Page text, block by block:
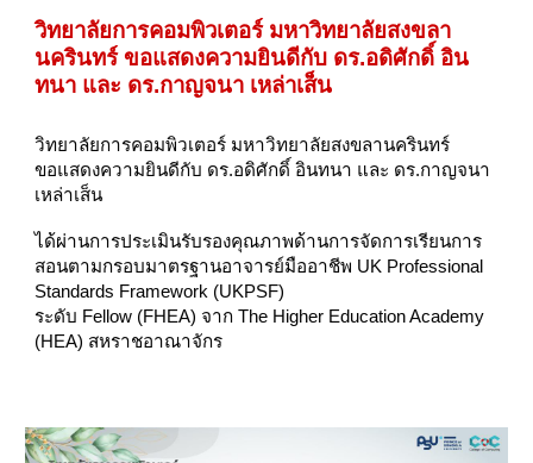
วิทยาลัยการคอมพิวเตอร์ มหาวิทยาลัยสงขลา
นครินทร์ ขอแสดงความยินดีกับ ดร.อดิศักดิ์ อิน
ทนา และ ดร.กาญจนา เหล่าเส็น
วิทยาลัยการคอมพิวเตอร์ มหาวิทยาลัยสงขลานครินทร์
ขอแสดงความยินดีกับ ดร.อดิศักดิ์ อินทนา และ ดร.กาญจนา
เหล่าเส็น
ได้ผ่านการประเมินรับรองคุณภาพด้านการจัดการเรียนการ
สอนตามกรอบมาตรฐานอาจารย์มืออาชีพ UK Professional
Standards Framework (UKPSF)
ระดับ Fellow (FHEA) จาก The Higher Education Academy
(HEA) สหราชอาณาจักร